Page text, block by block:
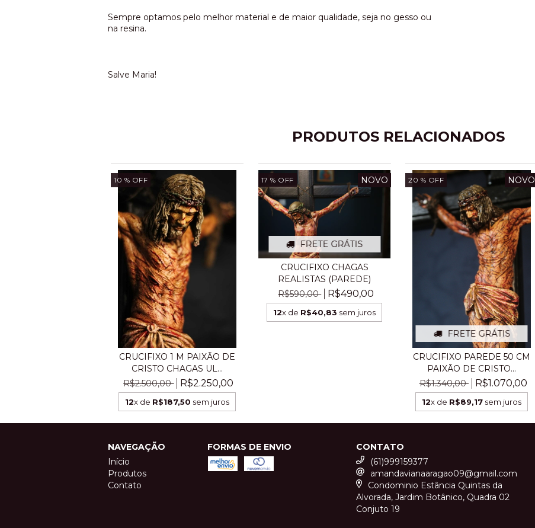
Sempre optamos pelo melhor material e de maior qualidade, seja no gesso ou
na resina.
Salve Maria!
PRODUTOS RELACIONADOS
10 % OFF
CRUCIFIXO 1 M PAIXÃO DE
CRISTO CHAGAS UL...
R$2.500,00
R$2.250,00
12x de R$187,50 sem juros
17 % OFF
FRETE GRÁTIS
NOVO
CRUCIFIXO CHAGAS
REALISTAS (PAREDE)
R$590,00
R$490,00
12x de R$40,83 sem juros
20 % OFF
FRETE GRÁTIS
NOVO
CRUCIFIXO PAREDE 50 CM
PAIXÃO DE CRISTO...
R$1.340,00
R$1.070,00
12x de R$89,17 sem juros
NAVEGAÇÃO
Início
Produtos
Contato
FORMAS DE ENVIO
CONTATO
(61)999159377
amandavianaaragao09@gmail.com
Condominio Estância Quintas da
Alvorada, Jardim Botânico, Quadra 02
Conjuto 19